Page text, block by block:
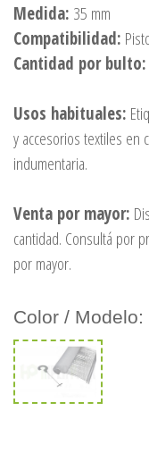
Medida: 35 mm
Compatibilidad:
Cantidad por bulto:
Usos habituales:
y accesorios textiles en
indumentaria.
Venta por mayor:
cantidad. Consultá por
por mayor.
Color / Modelo: